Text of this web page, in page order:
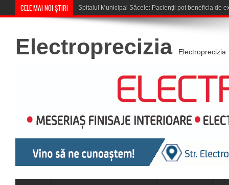
CELE MAI NOI ȘTIRI Cupa României: CSM Săcele întâlne
Electroprecizia Electroprecizia